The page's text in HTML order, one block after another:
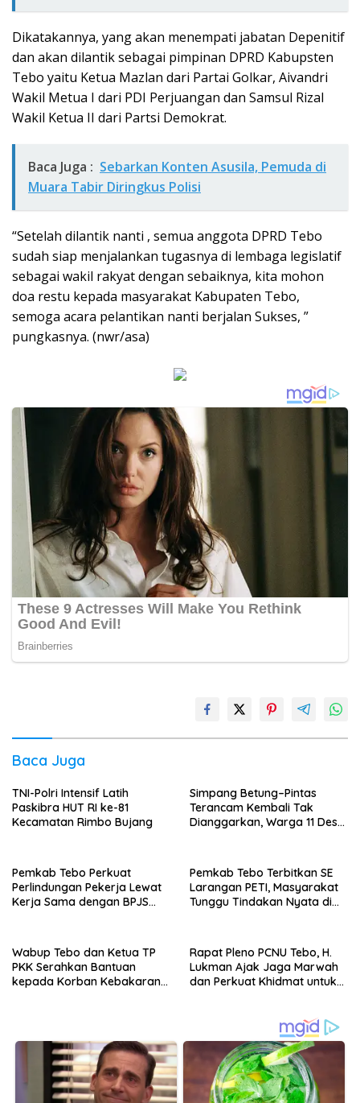
Dikatakannya, yang akan menempati jabatan Depenitif
dan akan dilantik sebagai pimpinan DPRD Kabupsten
Tebo yaitu Ketua Mazlan dari Partai Golkar, Aivandri
Wakil Metua I dari PDI Perjuangan dan Samsul Rizal
Wakil Ketua II dari Partsi Demokrat.
Baca Juga : Sebarkan Konten Asusila, Pemuda di
Muara Tabir Diringkus Polisi
“Setelah dilantik nanti , semua anggota DPRD Tebo
sudah siap menjalankan tugasnya di lembaga legislatif
sebagai wakil rakyat dengan sebaiknya, kita mohon
doa restu kepada masyarakat Kabupaten Tebo,
semoga acara pelantikan nanti berjalan Sukses, ”
pungkasnya. (nwr/asa)
Baca Juga
TNI-Polri Intensif Latih
Paskibra HUT RI ke-81
Kecamatan Rimbo Bujang
Simpang Betung–Pintas
Terancam Kembali Tak
Dianggarkan, Warga 11 Desa
Pemkab Tebo Perkuat
Perlindungan Pekerja Lewat
Kerja Sama dengan BPJS
Pemkab Tebo Terbitkan SE
Larangan PETI, Masyarakat
Tunggu Tindakan Nyata di
Wabup Tebo dan Ketua TP
PKK Serahkan Bantuan
kepada Korban Kebakaran
Rapat Pleno PCNU Tebo, H.
Lukman Ajak Jaga Marwah
dan Perkuat Khidmat untuk